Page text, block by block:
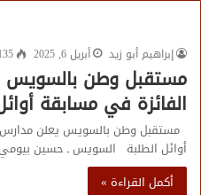
إبراهيم أبو زيد
أبريل 6, 2025
مستقبل وطن بالسويس
الفائزة في مسابقة
مستقبل وطن بالسويس يعلن
أوائل الطلبة السويس ـ حسين
أكمل القراءة »